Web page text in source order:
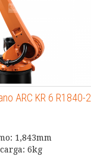
ARC KR 6 R1840-2
1,843mm
6kg